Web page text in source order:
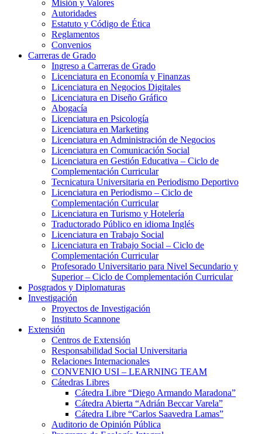
Misión y Valores
Autoridades
Estatuto y Código de Ética
Reglamentos
Convenios
Carreras de Grado
Ingreso a Carreras de Grado
Licenciatura en Economía y Finanzas
Licenciatura en Negocios Digitales
Licenciatura en Diseño Gráfico
Abogacía
Licenciatura en Psicología
Licenciatura en Marketing
Licenciatura en Administración de Negocios
Licenciatura en Comunicación Social
Licenciatura en Gestión Educativa – Ciclo de
Complementación Curricular
Tecnicatura Universitaria en Periodismo Deportivo
Licenciatura en Periodismo – Ciclo de
Complementación Curricular
Licenciatura en Turismo y Hotelería
Traductorado Público en idioma Inglés
Licenciatura en Trabajo Social
Licenciatura en Trabajo Social – Ciclo de
Complementación Curricular
Profesorado Universitario para Nivel Secundario y
Superior – Ciclo de Complementación Curricular
Posgrados y Diplomaturas
Investigación
Proyectos de Investigación
Instituto Scannone
Extensión
Centros de Extensión
Responsabilidad Social Universitaria
Relaciones Internacionales
CONVENIO USI – LEARNING TEAM
Cátedras Libres
Cátedra Libre “Diego Armando Maradona”
Cátedra Abierta “Adrián Beccar Varela”
Cátedra Libre “Carlos Saavedra Lamas”
Auditorio de Opinión Pública